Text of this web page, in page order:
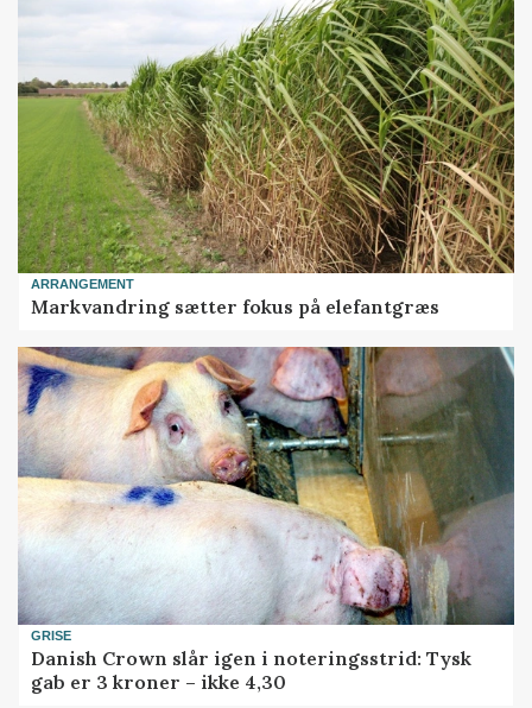
ARRANGEMENT
Markvandring sætter fokus på elefantgræs
GRISE
Danish Crown slår igen i noteringsstrid: Tysk
gab er 3 kroner – ikke 4,30